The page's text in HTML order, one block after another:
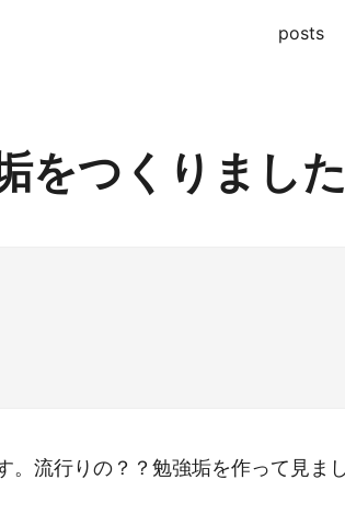
posts
をつくりました
流行りの？？勉強垢を作って見まし